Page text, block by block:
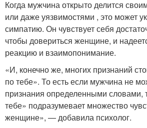
Когда мужчина открыто делится
или даже уязвимостями , это может
симпатию. Он чувствует себя
чтобы довериться женщине, и
реакцию и взаимопонимание.
«И, конечно же, многих признаний
по тебе». То есть если мужчина не
признания определенными словами,
тебе» подразумевает множество
женщине», — добавила психолог.